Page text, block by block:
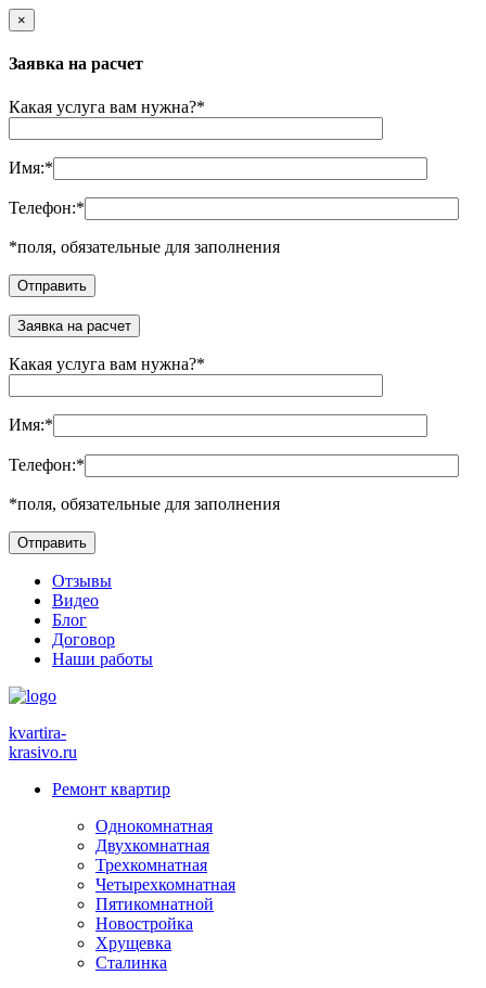
×
Заявка на расчет
Какая услуга вам нужна?*
Имя:*
Телефон:*
*поля, обязательные для заполнения
Заявка на расчет
Какая услуга вам нужна?*
Имя:*
Телефон:*
*поля, обязательные для заполнения
Отзывы
Видео
Блог
Договор
Наши работы
kvartira-
krasivo.ru
Ремонт квартир
Однокомнатная
Двухкомнатная
Трехкомнатная
Четырехкомнатная
Пятикомнатной
Новостройка
Хрущевка
Сталинка